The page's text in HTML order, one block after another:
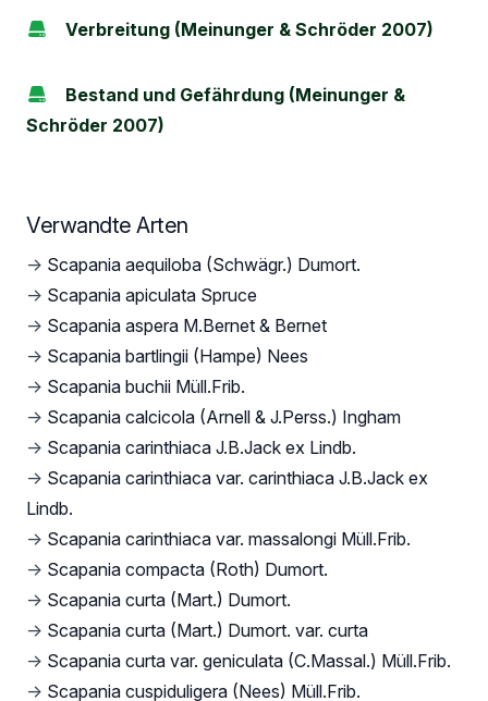
Verbreitung (Meinunger & Schröder 2007)
Bestand und Gefährdung (Meinunger &
Schröder 2007)
Verwandte Arten
→ Scapania aequiloba (Schwägr.) Dumort.
→ Scapania apiculata Spruce
→ Scapania aspera M.Bernet & Bernet
→ Scapania bartlingii (Hampe) Nees
→ Scapania buchii Müll.Frib.
→ Scapania calcicola (Arnell & J.Perss.) Ingham
→ Scapania carinthiaca J.B.Jack ex Lindb.
→ Scapania carinthiaca var. carinthiaca J.B.Jack ex
Lindb.
→ Scapania carinthiaca var. massalongi Müll.Frib.
→ Scapania compacta (Roth) Dumort.
→ Scapania curta (Mart.) Dumort.
→ Scapania curta (Mart.) Dumort. var. curta
→ Scapania curta var. geniculata (C.Massal.) Müll.Frib.
→ Scapania cuspiduligera (Nees) Müll.Frib.